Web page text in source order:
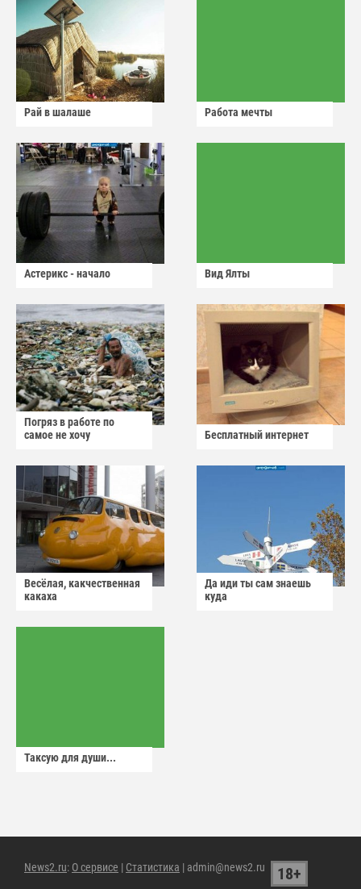
Рай в шалаше Работа мечты
Астерикс - начало Вид Ялты
Погряз в работе по
самое не хочу
Бесплатный интернет
Весёлая, какчественная
какаха
Да иди ты сам знаешь
куда
Таксую для души...
News2.ru: О сервисе | Статистика | admin@news2.ru 18+